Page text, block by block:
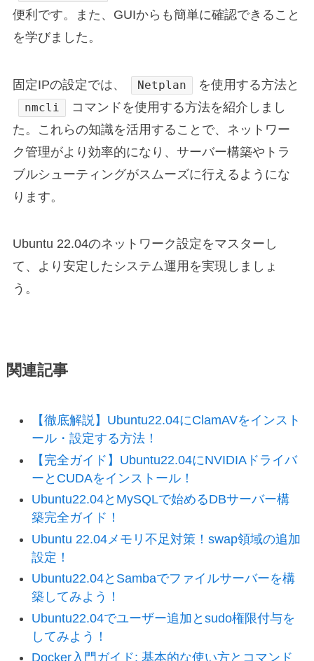
便利です。また、GUIからも簡単に確認できること
を学びました。
固定IPの設定では、 Netplan を使用する方法と
nmcli
コマンドを使用する方法を紹介しまし
た。これらの知識を活用することで、ネットワー
ク管理がより効率的になり、サーバー構築やトラ
ブルシューティングがスムーズに行えるようにな
ります。
Ubuntu 22.04のネットワーク設定をマスターし
て、より安定したシステム運用を実現しましょ
う。
関連記事
【徹底解説】Ubuntu22.04にClamAVをインスト
ール・設定する方法！
【完全ガイド】Ubuntu22.04にNVIDIAドライバ
ーとCUDAをインストール！
Ubuntu22.04とMySQLで始めるDBサーバー構
築完全ガイド！
Ubuntu 22.04メモリ不足対策！swap領域の追加
設定！
Ubuntu22.04とSambaでファイルサーバーを構
築してみよう！
Ubuntu22.04でユーザー追加とsudo権限付与を
してみよう！
Docker入門ガイド: 基本的な使い方とコマンド